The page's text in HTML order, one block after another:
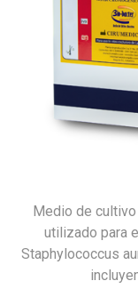
Medio de
utilizado para
Staphylococcus